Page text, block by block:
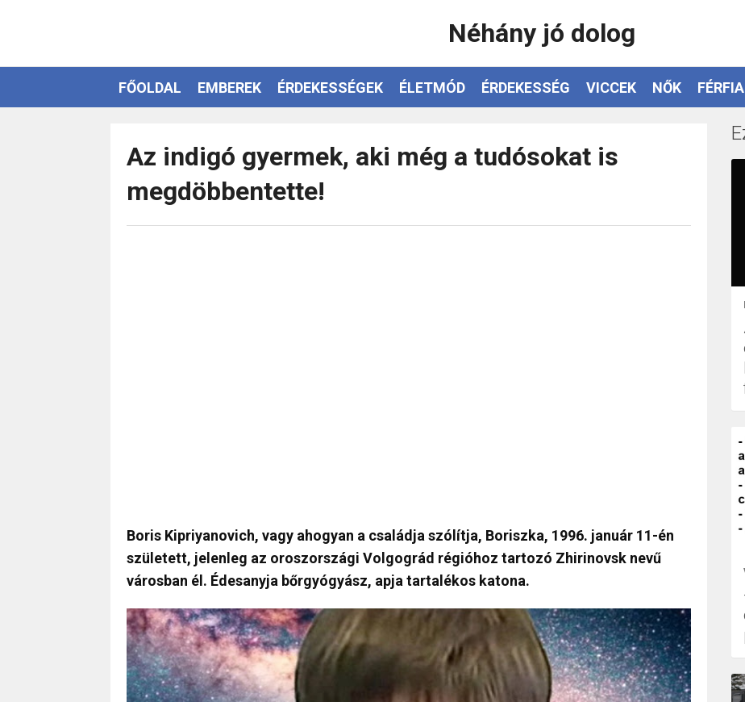
Néhány jó dolog
FŐOLDAL EMBEREK ÉRDEKESSÉGEK ÉLETMÓD ÉRDEKESSÉG VICCEK NŐK
Az indigó gyermek, aki még a tudósokat is
megdöbbentette!
Boris Kipriyanovich, vagy ahogyan a családja szólítja, Boriszka, 1996. január 11-én
született, jelenleg az oroszországi Volgográd régióhoz tartozó Zhirinovsk nevű
városban él. Édesanyja bőrgyógyász, apja tartalékos katona.